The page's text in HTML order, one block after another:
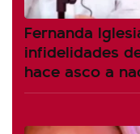
Fernanda
infidelidades
hace asco a